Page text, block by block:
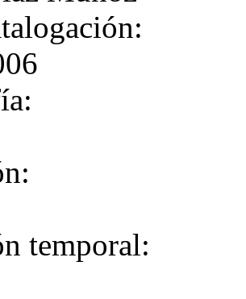
temporal: